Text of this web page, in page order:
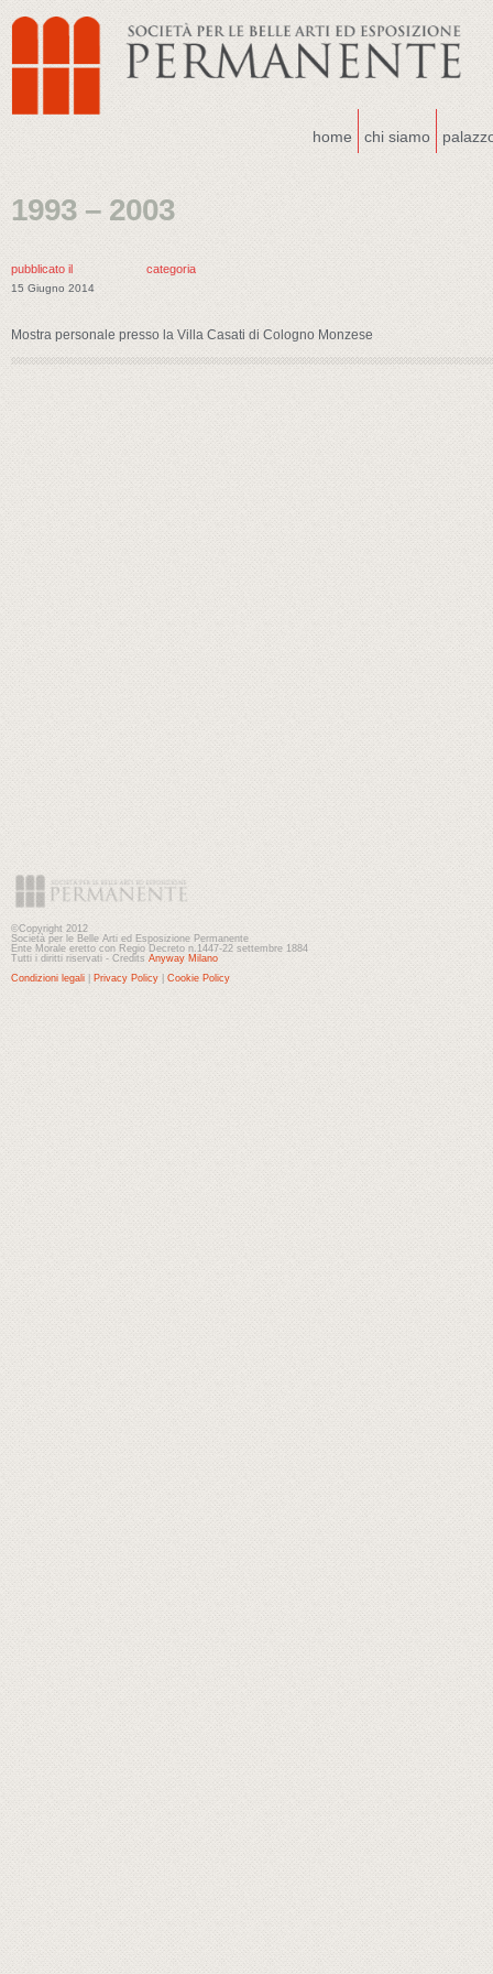
home chi siamo
1993 – 2003
pubblicato il
15 Giugno 2014
categoria
Mostra personale presso la Villa Casati di Cologno Monzese
©Copyright 2012
Società per le Belle Arti ed Esposizione Permanente
Ente Morale eretto con Regio Decreto n.1447-22 settembre 1884
Tutti i diritti riservati - Credits Anyway Milano
Condizioni legali
Privacy Policy Cookie Policy